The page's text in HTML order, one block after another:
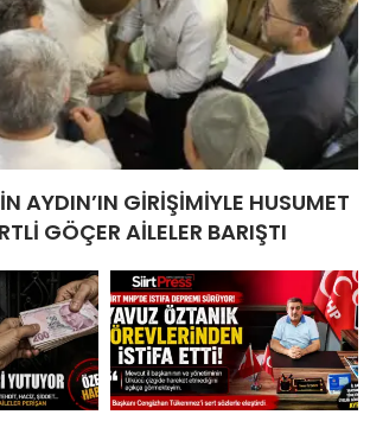
AYDIN’IN GİRİŞİMİYLE HUSUMET
GÖÇER AİLELER BARIŞTI